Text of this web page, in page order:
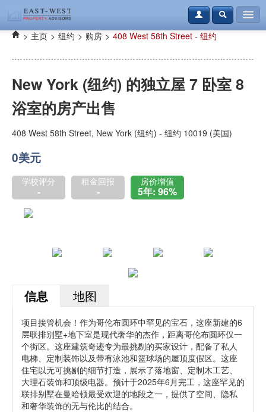
购房
租房
资讯
案例
本地资讯
联系我们
登录 免费注册
> 主页 > 纽约 > 购房 > 408 West 58th Street - 纽约
New York (纽约) 的独立屋 7 卧室 8
浴室的房产出售
408 West 58th Street, New York (纽约) - 纽约 10019 (美国)
0美元
学校评分
-
租金回报
-
房价增值
5年: 96%
信息 地图
项目接管机会！作为哥伦布圆环中罕见的宝石，这座新建的6
层联排别墅+地下室是现代奢华的杰作，距离哥伦布圆环仅一
个街区。这座建筑奇迹专为最挑剔的买家设计，配备了私人
电梯、定制装饰以及带有泳池和篮球场的屋顶度假区。这座
住宅以无可挑剔的细节打造，展示了落地窗、定制木工艺、
大理石装饰和顶级电器。预计于2025年6月完工，这座罕见的
联排别墅在曼哈顿最受欢迎的地段之一，提供了空间、隐私
和奢华装饰的无与伦比的结合。